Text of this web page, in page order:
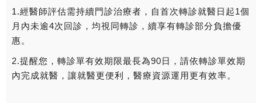
1.經醫師評估需持續門診治療者，自首次轉診就醫日起1個
月內未逾4次回診，均視同轉診，續享有轉診部分負擔優
惠。
2.提醒您，轉診單有效期限最長為90日，請依轉診單效期
內完成就醫，讓就醫更便利，醫療資源運用更有效率。